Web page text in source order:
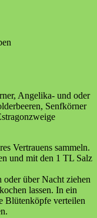
Angelika- und oder
Senfkörner
Vertrauens sammeln.
und mit den 1 TL Salz
oder über Nacht ziehen
lassen. In ein
Blütenköpfe verteilen